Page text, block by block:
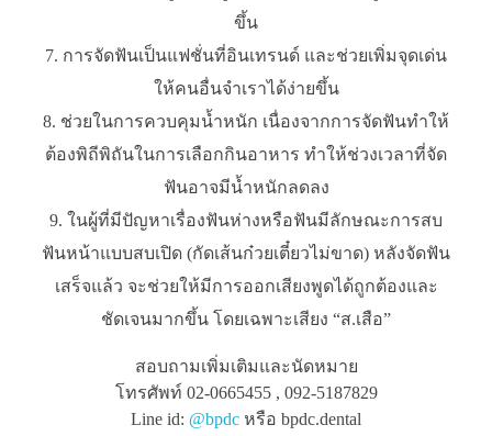
ขึ้น
การจัดฟันเป็นแฟชั่นที่อินเทรนด์ และช่วยเพิ่มจุดเด่น
ให้คนอื่นจำเราได้ง่ายขึ้น
ช่วยในการควบคุมน้ำหนัก เนื่องจากการจัดฟันทำให้
ต้องพิถีพิถันในการเลือกกินอาหาร ทำให้ช่วงเวลาที่จัด
ฟันอาจมีน้ำหนักลดลง
ในผู้ที่มีปัญหาเรื่องฟันห่างหรือฟันมีลักษณะการสบ
ฟันหน้าแบบสบเปิด (กัดเส้นก๋วยเตี๋ยวไม่ขาด) หลังจัดฟัน
เสร็จแล้ว จะช่วยให้มีการออกเสียงพูดได้ถูกต้องและ
ชัดเจนมากขึ้น โดยเฉพาะเสียง “ส.เสือ”
สอบถามเพิ่มเติมและนัดหมาย
โทรศัพท์ 02-0665455 , 092-5187829
Line id: @bpdc หรือ bpdc.dental